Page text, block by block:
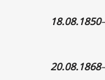
18.08.1850
20.08.1868